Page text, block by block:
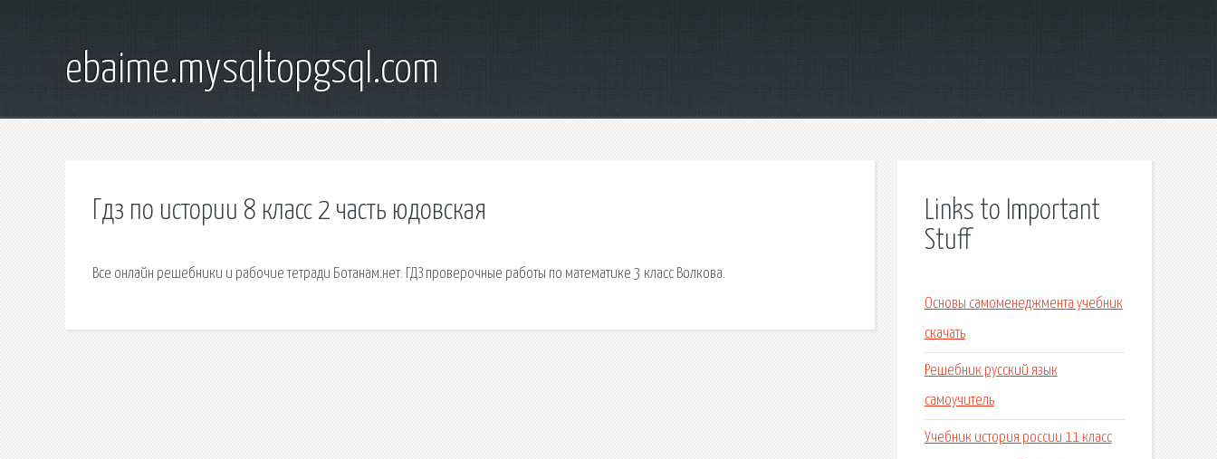
ebaime.mysqltopgsql.com
Гдз по истории 8 класс 2 часть юдовская
Все онлайн решебники и рабочие тетради Ботанам.нет. ГДЗ проверочные работы по математике 3 класс Волкова.
Links to Important
Stuff
Основы самоменеджмента учебник
скачать
Решебник русский язык
самоучитель
Учебник история россии 11 класс